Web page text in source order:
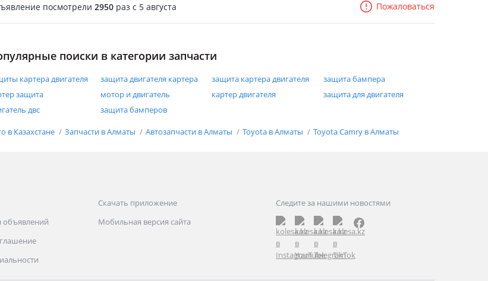
посмотрели 2950 раз c 5 августа Пожаловаться
поиски в категории запчасти
картера двигателя защита двигателя картера защита картера двигателя
защита бампера
защита
мотор и двигатель картер двигателя
защита для двигателя
двс
защита бамперов
в Казахстане Запчасти в Алматы Автозапчасти в Алматы Toyota в Алматы Toyota Camry в Алматы
объявлений
Скачать приложение
Мобильная версия сайта
Следите за нашими новостями